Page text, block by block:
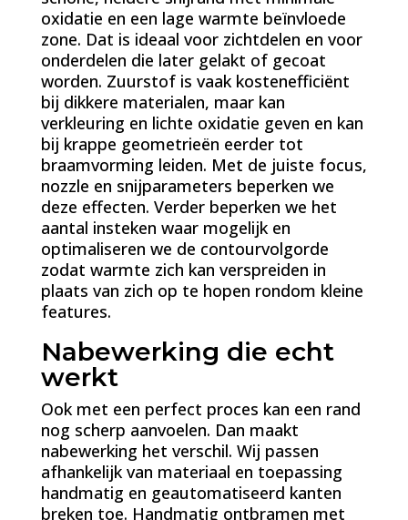
oxidatie en een lage warmte beïnvloede
zone. Dat is ideaal voor zichtdelen en voor
onderdelen die later gelakt of gecoat
worden. Zuurstof is vaak kostenefficiënt
bij dikkere materialen, maar kan
verkleuring en lichte oxidatie geven en kan
bij krappe geometrieën eerder tot
braamvorming leiden. Met de juiste focus,
nozzle en snijparameters beperken we
deze effecten. Verder beperken we het
aantal insteken waar mogelijk en
optimaliseren we de contourvolgorde
zodat warmte zich kan verspreiden in
plaats van zich op te hopen rondom kleine
features.
Nabewerking die echt
werkt
Ook met een perfect proces kan een rand
nog scherp aanvoelen. Dan maakt
nabewerking het verschil. Wij passen
afhankelijk van materiaal en toepassing
handmatig en geautomatiseerd kanten
breken toe. Handmatig ontbramen met